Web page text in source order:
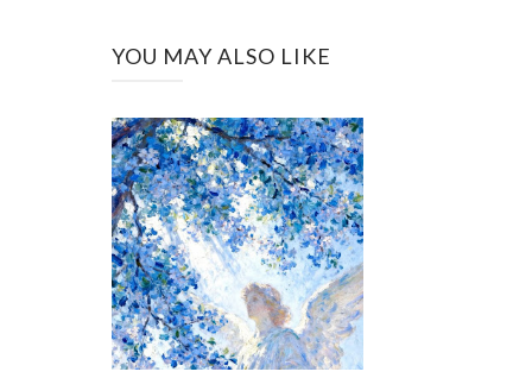
YOU MAY ALSO LIKE